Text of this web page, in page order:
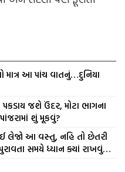
માત્ર આ પાંચ વાતનું…દુનિયા
જશે ઉંદર, મોટા ભાગના
શું મૂકવું?
લેજો આ વસ્તુ, નહિ તો છેતરી
સમયે ધ્યાન ક્યાં રાખવું…